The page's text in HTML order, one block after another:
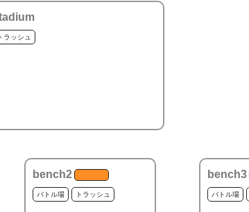
ラッシュ
bench2
バトル場 トラッシュ
bench3
バトル場